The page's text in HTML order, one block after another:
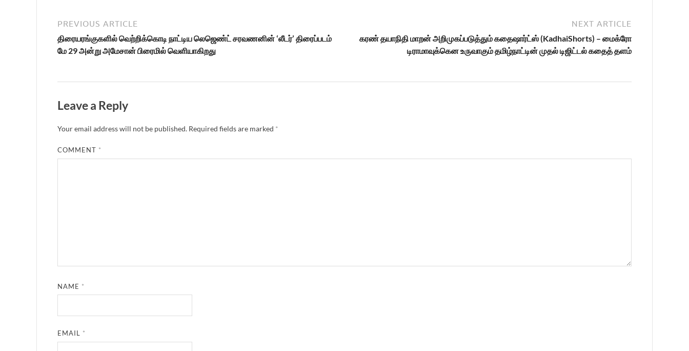
PREVIOUS ARTICLE
திரையரங்குகளில் வெற்றிக்கொடி நாட்டிய லெஜெண்ட் சரவணனின் ‘லீடர்’ திரைப்படம்
மே 29 அன்று அமேசான் பிரைமில் வெளியாகிறது
NEXT ARTICLE
கரண் தயாநிதி மாறன் அறிமுகப்படுத்தும் கதைஷார்ட்ஸ் (KadhaiShorts) – மைக்ரோ
டிராமாவுக்கென உருவாகும் தமிழ்நாட்டின் முதல் டிஜிட்டல் கதைத் தளம்
Leave a Reply
Your email address will not be published. Required fields are marked *
COMMENT *
NAME *
EMAIL *